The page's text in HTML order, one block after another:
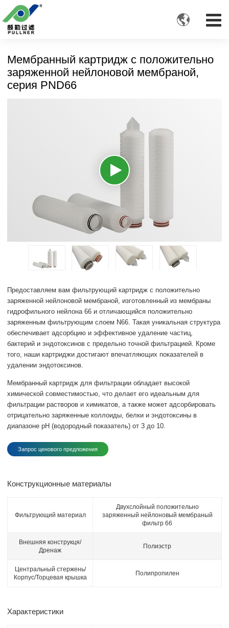

Мембранный картридж с положительно
заряженной нейлоновой мембраной,
серия PND66
Предоставляем вам фильтрующий картридж с положительно
заряженной нейлоновой мембраной, изготовленный из мембраны
гидрофильного нейлона 66 и отличающийся положительно
заряженным фильтрующим слоем N66. Такая уникальная структура
обеспечивает адсорбцию и эффективное удаление частиц,
бактерий и эндотоксинов с предельно точной фильтрацией. Кроме
того, наши картриджи достигают впечатляющих показателей в
удалении эндотоксинов.
Мембранный картридж для фильтрации обладает высокой
химической совместимостью, что делает его идеальным для
фильтрации растворов и химикатов, а также может адсорбировать
отрицательно заряженные коллоиды, белки и эндотоксины в
диапазоне pH (водородный показатель) от 3 до 10.
Запрос ценового предложения
Конструкционные материалы
Фильтрующий материал
Двухслойный положительно
заряженный нейлоновый мембраный
фильтр 66
Внешняя конструкця/
Дренаж
Полиэстр
Центральный стержень/
Корпус/Торцевая крышка
Полипропилен
Характеристики